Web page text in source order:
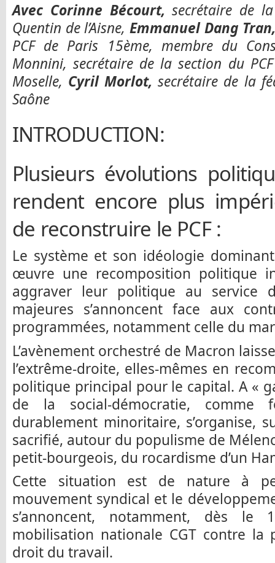
Avec Corinne Bécourt, secrétaire de
Quentin de l’Aisne,Emmanuel Dang Tran,
PCF de Paris 15ème, membre du
Monnini, secrétaire de la section du
Moselle, Cyril Morlot, secrétaire de la
Saône
INTRODUCTION:
Plusieurs évolutions
rendent encore plus
de reconstruire le PCF :
Le système et son idéologie
œuvre une recomposition politique
aggraver leur politique au service
majeures s’annoncent face aux
programmées, notamment celle du
L’avènement orchestré de Macron
l’extrême-droite, elles-mêmes en
politique principal pour le capital. A «
de la social-démocratie, comme
durablement minoritaire, s’organise,
sacrifié, autour du populisme de
petit-bourgeois, du rocardisme d’un
Cette situation est de nature à
mouvement syndical et le
s’annoncent, notamment, dès le
mobilisation nationale CGT contre la
droit du travail.